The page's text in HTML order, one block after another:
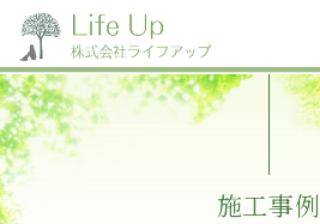
施工事例